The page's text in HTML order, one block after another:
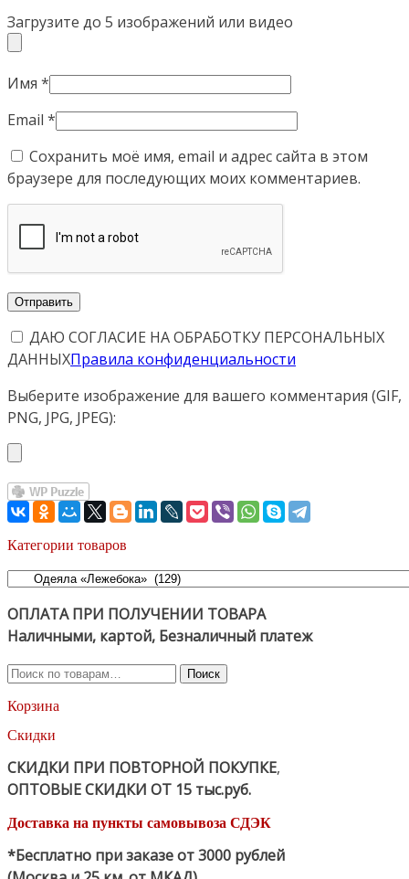
Загрузите до 5 изображений или видео
Имя *
Email *
Сохранить моё имя, email и адрес сайта в этом
браузере для последующих моих комментариев.
ДАЮ СОГЛАСИЕ НА ОБРАБОТКУ ПЕРСОНАЛЬНЫХ
ДАННЫХПравила конфиденциальности
Выберите изображение для вашего комментария (GIF,
PNG, JPG, JPEG):
Категории товаров
ОПЛАТА ПРИ ПОЛУЧЕНИИ ТОВАРА
Наличными, картой, Безналичный платеж
Искать:
Поиск
Корзина
Скидки
СКИДКИ ПРИ ПОВТОРНОЙ ПОКУПКЕ,
ОПТОВЫЕ СКИДКИ ОТ 15 тыс.руб.
Доставка на пункты самовывоза СДЭК
*Бесплатно при заказе от 3000 рублей